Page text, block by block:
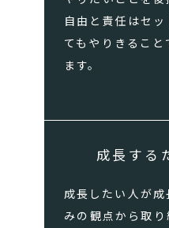
自由と責任はセ
てもやりきるこ
ます。
成長する
成長したい人が
みの観点から取